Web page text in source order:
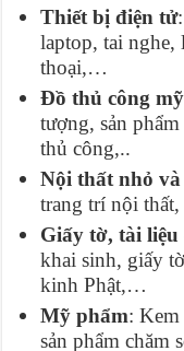
Thiết bị điện tử
laptop, tai
thoại,…
Đồ thủ công
tượng, sản
thủ công,..
Nội thất nhỏ
trang trí nội
Giấy tờ, tài
khai sinh, giấy
kinh Phật,…
Mỹ phẩm:
sản phẩm chăm